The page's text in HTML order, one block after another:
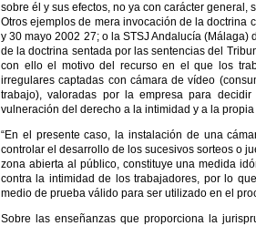
sobre él y sus efectos, no ya con carácter
Otros ejemplos de mera invocación de la doctrina
y 30 mayo 2002 27; o la STSJ Andalucía
de la doctrina sentada por las sentencias del
con ello el motivo del recurso en el que los
irregulares captadas con cámara de vídeo
trabajo), valoradas por la empresa para
vulneración del derecho a la intimidad y a la
“En el presente caso, la instalación de una
controlar el desarrollo de los sucesivos sorteos o
zona abierta al público, constituye una medida
contra la intimidad de los trabajadores, por lo
medio de prueba válido para ser utilizado en el
Sobre las enseñanzas que proporciona la